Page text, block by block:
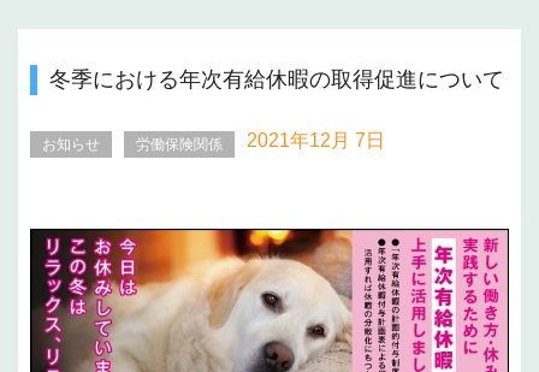
冬季における年次有給休暇の取得促進について
2021年12月 7日
お知らせ 労働保険関係